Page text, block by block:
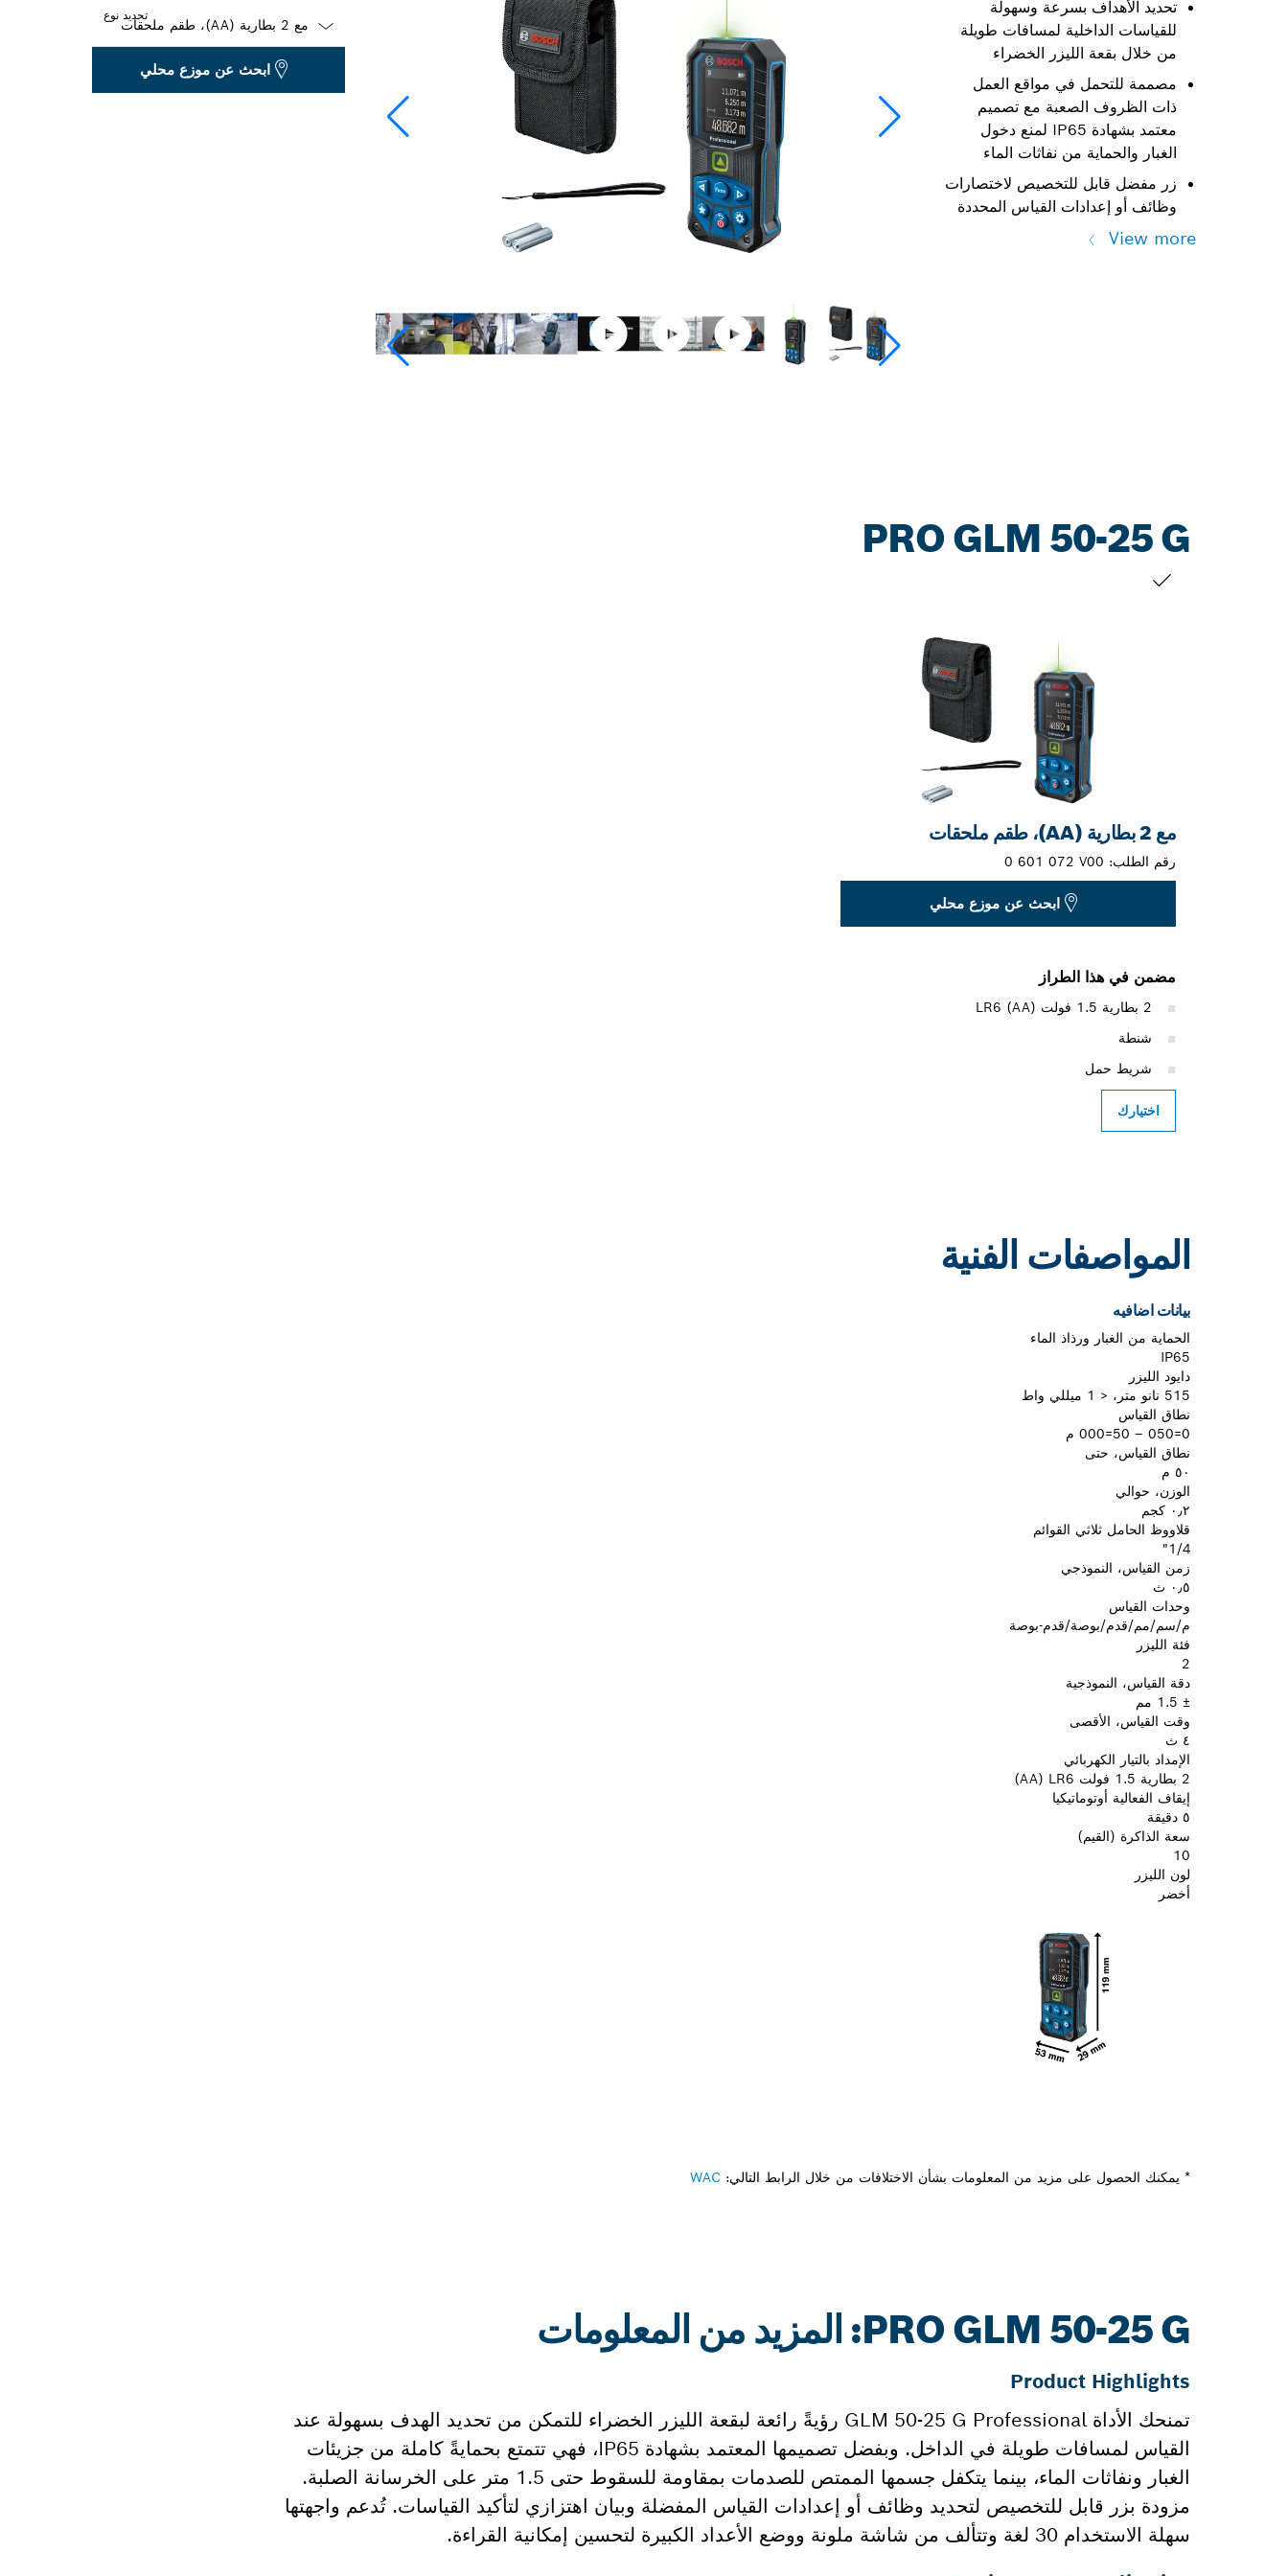
تحديد الأهداف بسرعة وسهولة
للقياسات الداخلية لمسافات طويلة
من خلال بقعة الليزر الخضراء
مصممة للتحمل في مواقع العمل
ذات الظروف الصعبة مع تصميم
معتمد بشهادة IP65 لمنع دخول
الغبار والحماية من نفاثات الماء
زر مفضل قابل للتخصيص لاختصارات
وظائف أو إعدادات القياس المحددة
View more
تحديد نوع
Dropdown
ابحث عن موزع محلي
PRO GLM 50-25 G
مع 2 بطارية (AA)، طقم ملحقات
رقم الطلب: 0 601 072 V00
ابحث عن موزع محلي
مضمن في هذا الطراز
2 بطارية 1.5 فولت LR6 (AA)
شنطة
شريط حمل
اختيارك
المواصفات الفنية
بيانات اضافيه
الحماية من الغبار ورذاذ الماء
IP65
دايود الليزر
515 نانو متر، < 1 ميللي واط
نطاق القياس
0=050 – 50=000 م
نطاق القياس، حتى
٥٠ م
الوزن، حوالي
٠٫٢ كجم
قلاووظ الحامل ثلاثي القوائم
1/4"
زمن القياس، النموذجي
٠٫٥ ث
وحدات القياس
م/سم/مم/قدم/بوصة/قدم-بوصة
فئة الليزر
2
دقة القياس، النموذجية
± 1.5 مم
وقت القياس، الأقصى
٤ ث
الإمداد بالتيار الكهربائي
2 بطارية 1.5 فولت LR6 ‏(‎AA)
إيقاف الفعالية أوتوماتيكيا
٥ دقيقة
سعة الذاكرة (القيم)
10
لون الليزر
أخضر
* يمكنك الحصول على مزيد من المعلومات بشأن الاختلافات من خلال الرابط التالي: WAC
PRO GLM 50-25 G: المزيد من المعلومات
Product Highlights
تمنحك الأداة GLM 50-25 G Professional رؤيةً رائعة لبقعة الليزر الخضراء للتمكن من تحديد الهدف بسهولة عند
القياس لمسافات طويلة في الداخل. وبفضل تصميمها المعتمد بشهادة IP65، فهي تتمتع بحمايةً كاملة من جزيئات
الغبار ونفاثات الماء، بينما يتكفل جسمها الممتص للصدمات بمقاومة للسقوط حتى 1.5 متر على الخرسانة الصلبة.
مزودة بزر قابل للتخصيص لتحديد وظائف أو إعدادات القياس المفضلة وبيان اهتزازي لتأكيد القياسات. تُدعم واجهتها
سهلة الاستخدام 30 لغة وتتألف من شاشة ملونة ووضع الأعداد الكبيرة لتحسين إمكانية القراءة.